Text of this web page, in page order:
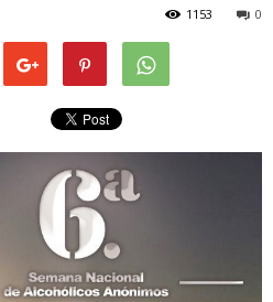
0
1153